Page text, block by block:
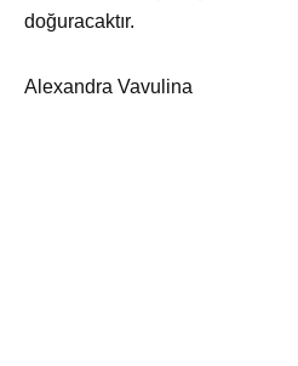
doğuracaktır.
Alexandra Vavulina